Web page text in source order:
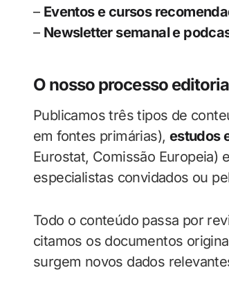
– Eventos e cursos
– Newsletter semanal e
O nosso processo
Publicamos três tipos de
em fontes primárias), estudos
Eurostat, Comissão Europeia)
especialistas convidados ou
Todo o conteúdo passa por
citamos os documentos
surgem novos dados